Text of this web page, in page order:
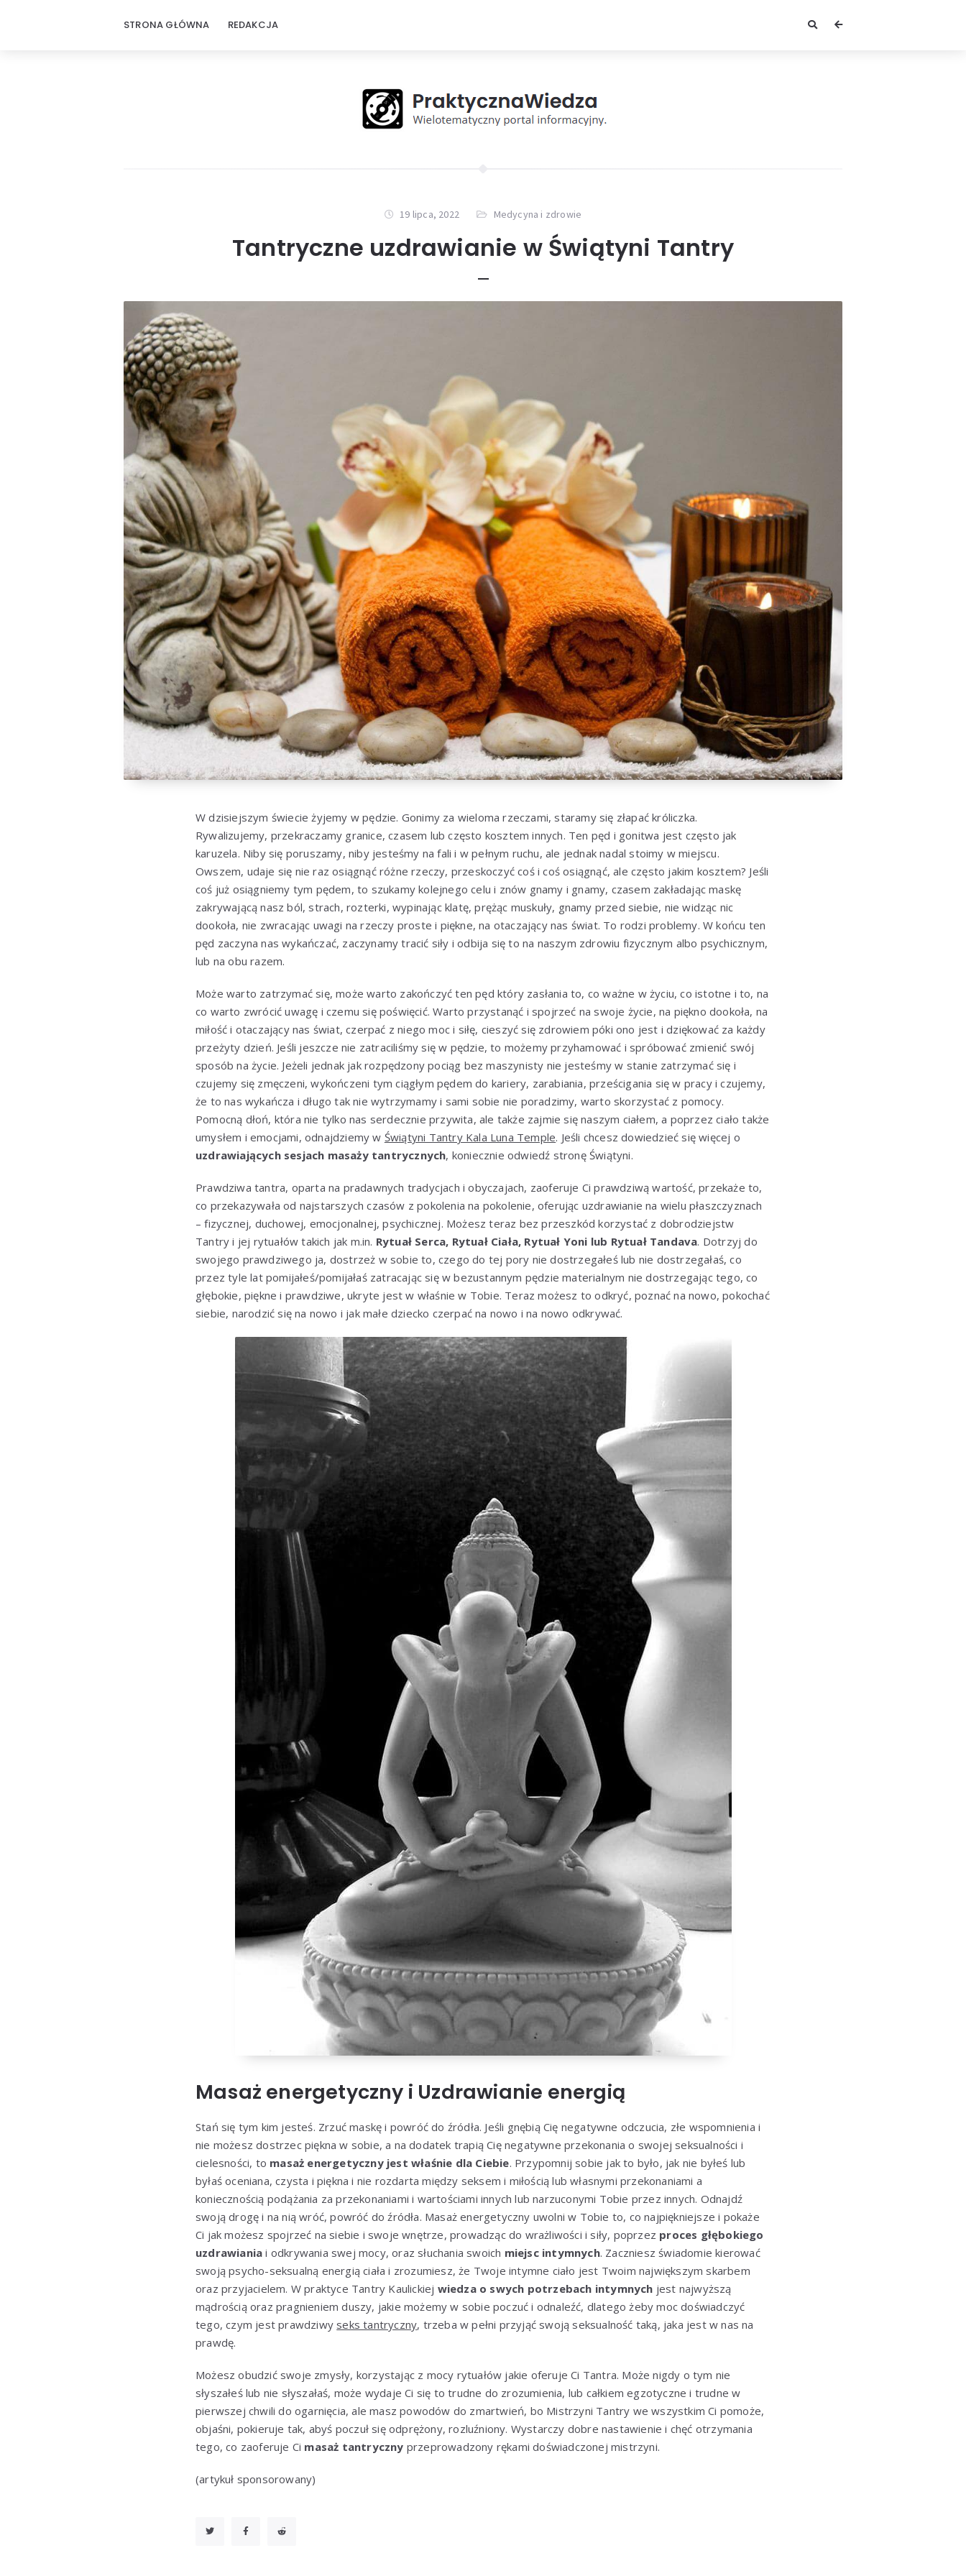
STRONA GŁÓWNA REDAKCJA
19 lipca, 2022 Medycyna i zdrowie
Tantryczne uzdrawianie w Świątyni Tantry
W dzisiejszym świecie żyjemy w pędzie. Gonimy za wieloma rzeczami, staramy się złapać króliczka.
Rywalizujemy, przekraczamy granice, czasem lub często kosztem innych. Ten pęd i gonitwa jest często jak
karuzela. Niby się poruszamy, niby jesteśmy na fali i w pełnym ruchu, ale jednak nadal stoimy w miejscu.
Owszem, udaje się nie raz osiągnąć różne rzeczy, przeskoczyć coś i coś osiągnąć, ale często jakim kosztem? Jeśli
coś już osiągniemy tym pędem, to szukamy kolejnego celu i znów gnamy i gnamy, czasem zakładając maskę
zakrywającą nasz ból, strach, rozterki, wypinając klatę, prężąc muskuły, gnamy przed siebie, nie widząc nic
dookoła, nie zwracając uwagi na rzeczy proste i piękne, na otaczający nas świat. To rodzi problemy. W końcu ten
pęd zaczyna nas wykańczać, zaczynamy tracić siły i odbija się to na naszym zdrowiu fizycznym albo psychicznym,
lub na obu razem.
Może warto zatrzymać się, może warto zakończyć ten pęd który zasłania to, co ważne w życiu, co istotne i to, na
co warto zwrócić uwagę i czemu się poświęcić. Warto przystanąć i spojrzeć na swoje życie, na piękno dookoła, na
miłość i otaczający nas świat, czerpać z niego moc i siłę, cieszyć się zdrowiem póki ono jest i dziękować za każdy
przeżyty dzień. Jeśli jeszcze nie zatraciliśmy się w pędzie, to możemy przyhamować i spróbować zmienić swój
sposób na życie. Jeżeli jednak jak rozpędzony pociąg bez maszynisty nie jesteśmy w stanie zatrzymać się i
czujemy się zmęczeni, wykończeni tym ciągłym pędem do kariery, zarabiania, prześcigania się w pracy i czujemy,
że to nas wykańcza i długo tak nie wytrzymamy i sami sobie nie poradzimy, warto skorzystać z pomocy.
Pomocną dłoń, która nie tylko nas serdecznie przywita, ale także zajmie się naszym ciałem, a poprzez ciało także
umysłem i emocjami, odnajdziemy w Świątyni Tantry Kala Luna Temple. Jeśli chcesz dowiedzieć się więcej o
uzdrawiających sesjach masaży tantrycznych, koniecznie odwiedź stronę Świątyni.
Prawdziwa tantra, oparta na pradawnych tradycjach i obyczajach, zaoferuje Ci prawdziwą wartość, przekaże to,
co przekazywała od najstarszych czasów z pokolenia na pokolenie, oferując uzdrawianie na wielu płaszczyznach
– fizycznej, duchowej, emocjonalnej, psychicznej. Możesz teraz bez przeszkód korzystać z dobrodziejstw
Tantry i jej rytuałów takich jak m.in. Rytuał Serca, Rytuał Ciała, Rytuał Yoni lub Rytuał Tandava. Dotrzyj do
swojego prawdziwego ja, dostrzeż w sobie to, czego do tej pory nie dostrzegałeś lub nie dostrzegałaś, co
przez tyle lat pomijałeś/pomijałaś zatracając się w bezustannym pędzie materialnym nie dostrzegając tego, co
głębokie, piękne i prawdziwe, ukryte jest w właśnie w Tobie. Teraz możesz to odkryć, poznać na nowo, pokochać
siebie, narodzić się na nowo i jak małe dziecko czerpać na nowo i na nowo odkrywać.
Masaż energetyczny i Uzdrawianie energią
Stań się tym kim jesteś. Zrzuć maskę i powróć do źródła. Jeśli gnębią Cię negatywne odczucia, złe wspomnienia i
nie możesz dostrzec piękna w sobie, a na dodatek trapią Cię negatywne przekonania o swojej seksualności i
cielesności, to masaż energetyczny jest właśnie dla Ciebie. Przypomnij sobie jak to było, jak nie byłeś lub
byłaś oceniana, czysta i piękna i nie rozdarta między seksem i miłością lub własnymi przekonaniami a
koniecznością podążania za przekonaniami i wartościami innych lub narzuconymi Tobie przez innych. Odnajdź
swoją drogę i na nią wróć, powróć do źródła. Masaż energetyczny uwolni w Tobie to, co najpiękniejsze i pokaże
Ci jak możesz spojrzeć na siebie i swoje wnętrze, prowadząc do wrażliwości i siły, poprzez proces głębokiego
uzdrawiania i odkrywania swej mocy, oraz słuchania swoich miejsc intymnych. Zaczniesz świadomie kierować
swoją psycho-seksualną energią ciała i zrozumiesz, że Twoje intymne ciało jest Twoim największym skarbem
oraz przyjacielem. W praktyce Tantry Kaulickiej wiedza o swych potrzebach intymnych jest najwyższą
mądrością oraz pragnieniem duszy, jakie możemy w sobie poczuć i odnaleźć, dlatego żeby moc doświadczyć
tego, czym jest prawdziwy seks tantryczny, trzeba w pełni przyjąć swoją seksualność taką, jaka jest w nas na
prawdę.
Możesz obudzić swoje zmysły, korzystając z mocy rytuałów jakie oferuje Ci Tantra. Może nigdy o tym nie
słyszałeś lub nie słyszałaś, może wydaje Ci się to trudne do zrozumienia, lub całkiem egzotyczne i trudne w
pierwszej chwili do ogarnięcia, ale masz powodów do zmartwień, bo Mistrzyni Tantry we wszystkim Ci pomoże,
objaśni, pokieruje tak, abyś poczuł się odprężony, rozluźniony. Wystarczy dobre nastawienie i chęć otrzymania
tego, co zaoferuje Ci masaż tantryczny przeprowadzony rękami doświadczonej mistrzyni.
(artykuł sponsorowany)